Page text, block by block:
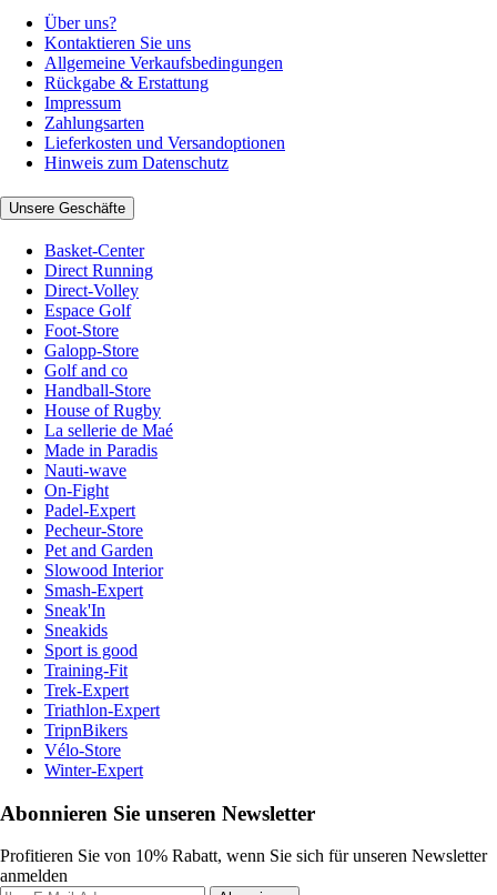
Über uns?
Kontaktieren Sie uns
Allgemeine Verkaufsbedingungen
Rückgabe & Erstattung
Impressum
Zahlungsarten
Lieferkosten und Versandoptionen
Hinweis zum Datenschutz
Unsere Geschäfte
Basket-Center
Direct Running
Direct-Volley
Espace Golf
Foot-Store
Galopp-Store
Golf and co
Handball-Store
House of Rugby
La sellerie de Maé
Made in Paradis
Nauti-wave
On-Fight
Padel-Expert
Pecheur-Store
Pet and Garden
Slowood Interior
Smash-Expert
Sneak'In
Sneakids
Sport is good
Training-Fit
Trek-Expert
Triathlon-Expert
TripnBikers
Vélo-Store
Winter-Expert
Abonnieren Sie unseren Newsletter
Profitieren Sie von 10% Rabatt, wenn Sie sich für unseren Newsletter
anmelden